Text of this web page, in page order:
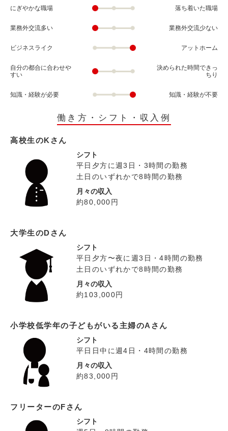
にぎやかな職場 落ち着いた職場
業務外交流多い 業務外交流少ない
ビジネスライク アットホーム
自分の都合に合わせや
すい
決められた時間できっ
ちり
知識・経験が必要 知識・経験が不要
働き方・シフト・収入例
高校生のKさん
シフト
平日夕方に週3日・3時間の勤務
土日のいずれかで8時間の勤務
月々の収入
約80,000円
大学生のDさん
シフト
平日夕方〜夜に週3日・4時間の勤務
土日のいずれかで8時間の勤務
月々の収入
約103,000円
小学校低学年の子どもがいる主婦のAさん
シフト
平日日中に週4日・4時間の勤務
月々の収入
約83,000円
フリーターのFさん
シフト